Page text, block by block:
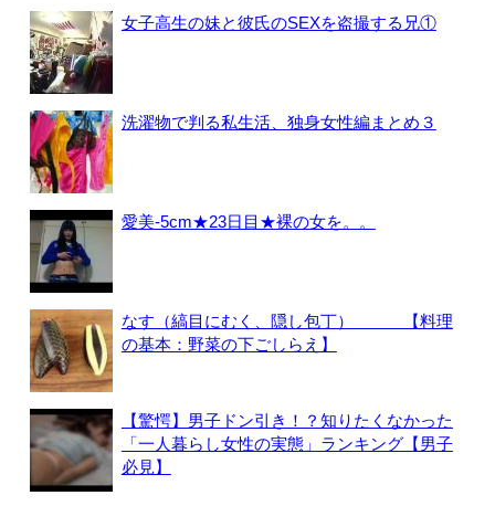
女子高生の妹と彼氏のSEXを盗撮する兄①
洗濯物で判る私生活、独身女性編まとめ３
愛美-5cm★23日目★裸の女を。。
なす（縞目にむく、隠し包丁） 【料理
の基本：野菜の下ごしらえ】
【驚愕】男子ドン引き！？知りたくなかった
「一人暮らし女性の実態」ランキング【男子
必見】